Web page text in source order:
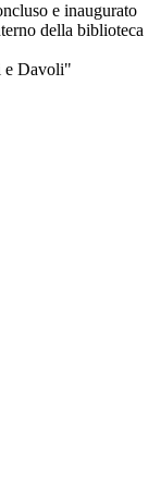
e inaugurato
della biblioteca
e Davoli"